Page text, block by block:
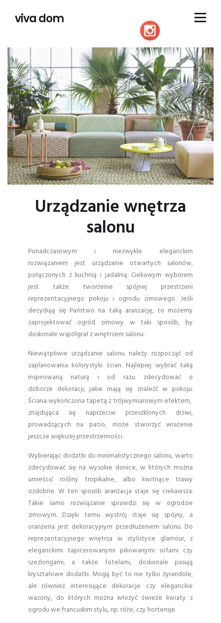
viva dom
Urządzanie wnętrza
salonu
Ponadczasowym i niezwykle eleganckim
rozwiązaniem jest urządzanie otwartych salonów,
połączonych z kuchnią i jadalnią. Ciekawym wyborem
jest także tworzenie spójnej przestrzeni
reprezentacyjnego pokoju i ogrodu zimowego. Jeśli
decydują się Państwo na taką aranżację, to możemy
zaprojektować ogród zimowy w taki sposób, by
doskonale współgrał z wnętrzem salonu.
Niewątpliwie urządzanie salonu należy rozpocząć od
zaplanowania kolorystyki ścian. Najlepiej wybrać taką
inspirowaną naturą i od razu zdecydować o
doborze dekoracji, jakie mają się znaleźć w pokoju.
Ściana wykończona tapetą z trójwymiarowym efektem,
znajdująca się naprzeciw przeszklonych drzwi,
prowadzących na patio, może stworzyć wrażenie
jeszcze większej przestrzenności.
Wybierając dodatki do minimalistycznego salonu, warto
zdecydować się na wysokie donice, w których można
umieścić rośliny tropikalne, albo kwitnące trawy
ozdobne. W ten sposób aranżacja staje się ciekawsza.
Takie samo rozwiązanie sprawdzi się w ogrodzie
zimowym. Dzięki temu wystrój staje się spójny, a
oranżeria jest dekoracyjnym przedłużeniem salonu. Do
reprezentacyjnego wnętrza w stylistyce glamour, z
eleganckimi tapicerowanymi pikowanymi sofami czy
szezlongami, a także fotelami, doskonale pasują
kryształowe dodatki. Mogą być to nie tylko żyrandole,
ale również interesujące dekoracje czy eleganckie
wazony, do których można włożyć świeże kwiaty z
ogrodu we francuskim stylu, np. róże, czy hortensje.